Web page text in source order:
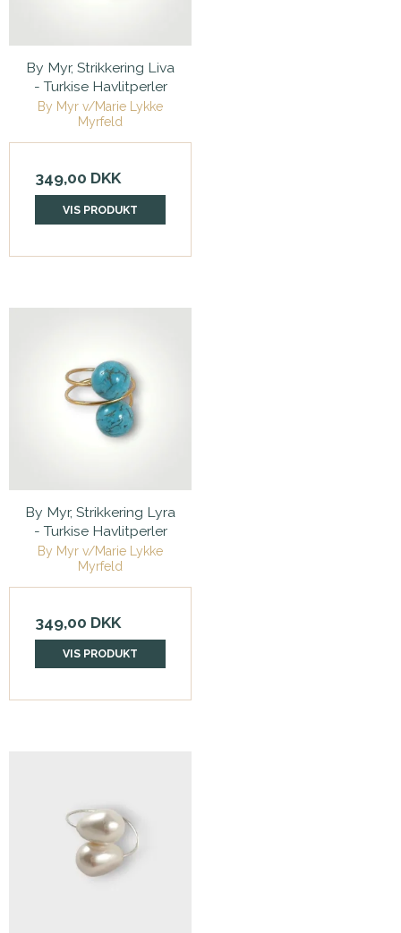
By Myr, Strikkering Liva
- Turkise Havlitperler
By Myr v/Marie Lykke
Myrfeld
349,00 DKK
VIS PRODUKT
By Myr, Strikkering Lyra
- Turkise Havlitperler
By Myr v/Marie Lykke
Myrfeld
349,00 DKK
VIS PRODUKT